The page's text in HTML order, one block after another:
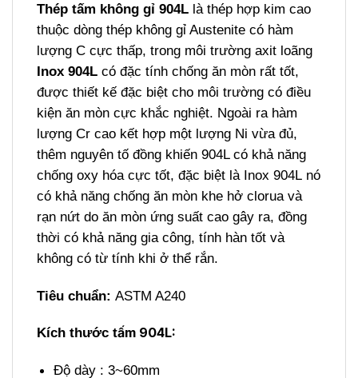
Thép tấm không gỉ 904L là thép hợp kim cao
thuộc dòng thép không gỉ Austenite có hàm
lượng C cực thấp, trong môi trường axit loãng
Inox 904L có đặc tính chống ăn mòn rất tốt,
được thiết kế đặc biệt cho môi trường có điều
kiện ăn mòn cực khắc nghiệt. Ngoài ra hàm
lượng Cr cao kết hợp một lượng Ni vừa đủ,
thêm nguyên tố đồng khiến 904L có khả năng
chống oxy hóa cực tốt, đặc biệt là Inox 904L nó
có khả năng chống ăn mòn khe hở clorua và
rạn nứt do ăn mòn ứng suất cao gây ra, đồng
thời có khả năng gia công, tính hàn tốt và
không có từ tính khi ở thể rắn.
Tiêu chuẩn: ASTM A240
Kích thước tấm 904L:
Độ dày : 3~60mm